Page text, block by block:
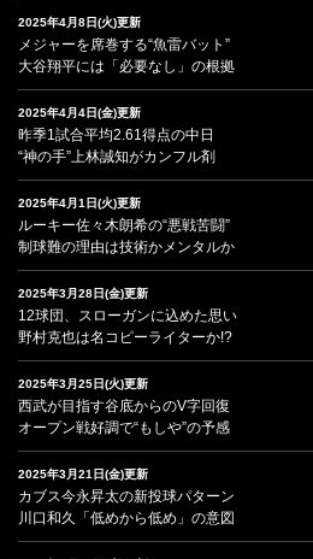
2025年4月8日(火)更新
メジャーを席巻する“魚雷バット”
大谷翔平には「必要なし」の根拠
2025年4月4日(金)更新
昨季1試合平均2.61得点の中日
“神の手”上林誠知がカンフル剤
2025年4月1日(火)更新
ルーキー佐々木朗希の“悪戦苦闘”
制球難の理由は技術かメンタルか
2025年3月28日(金)更新
12球団、スローガンに込めた思い
野村克也は名コピーライターか!?
2025年3月25日(火)更新
西武が目指す谷底からのV字回復
オープン戦好調で“もしや”の予感
2025年3月21日(金)更新
カブス今永昇太の新投球パターン
川口和久「低めから低め」の意図